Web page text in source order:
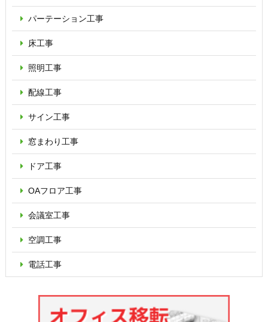
パーテーション工事
床工事
照明工事
配線工事
サイン工事
窓まわり工事
ドア工事
OAフロア工事
会議室工事
空調工事
電話工事